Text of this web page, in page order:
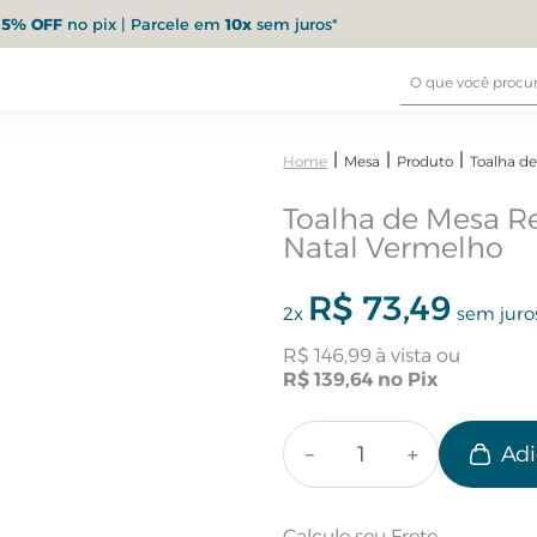
5% OFFno pix | Parcele em10xsem juros*
Mesa Produto Toalha
Toalha de Mesa
Natal Vermelho
2x R$ 73,49 sem
R$ 146,99
R$ 139,64
＋
－